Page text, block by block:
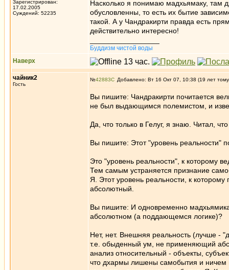
Зарегистрирован:
17.02.2005
Суждений: 52235
Насколько я понимаю мадхьямаку, там
обусловленны, то есть их бытие
такой. А у Чандракирти правда есть
действительно интересно!
Буддизм чистой воды
Наверх
чайник2
Гость
№42883 Добавлено: Вт 16 Окт 07, 10:38 (19 лет
Вы пишите: Чандракирти почитается
не был выдающимся полемистом, и
Да, что только в Гелуг, я знаю. Читал,
Вы пишите: Этот "уровень реальности"
Это "уровень реальности", к которому
Тем самым устраняется признание
Я. Этот уровень реальности, к
абсолютный.
Вы пишите: И одновременно
абсолютном (а поддающемся логике)?
Нет, нет. Внешняя реальность (лучше -
т.е. обыденный ум, не применяющий
анализ относительный - объекты,
что дхармы лишены самобытия и ничем